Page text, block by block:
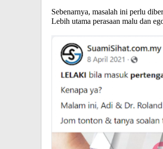
Sebenarnya, masalah ini perlu
Lebih utama perasaan malu dan